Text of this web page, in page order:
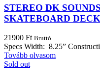
STEREO DK
SKATEBOARD DECK
21900 Ft Bruttó
Specs Width: 8.25”
Tovább olvasom
Sold out